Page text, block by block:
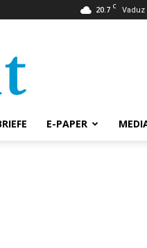
20.7 C Vaduz
E-PAPER